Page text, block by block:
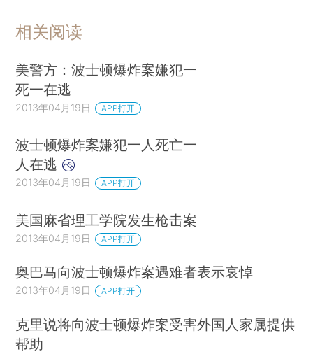
相关阅读
美警方：波士顿爆炸案嫌犯一
死一在逃
2013年04月19日 APP打开
波士顿爆炸案嫌犯一人死亡一
人在逃
2013年04月19日 APP打开
美国麻省理工学院发生枪击案
2013年04月19日 APP打开
奥巴马向波士顿爆炸案遇难者表示哀悼
2013年04月19日 APP打开
克里说将向波士顿爆炸案受害外国人家属提供
帮助